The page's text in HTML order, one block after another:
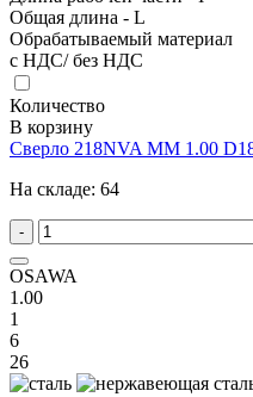
Общая длина - L
Обрабатываемый материал
с НДС/ без НДС
Количество
В корзину
Сверло 218NVA MM 1.00
На складе: 64
-
OSAWA
1.00
1
6
26